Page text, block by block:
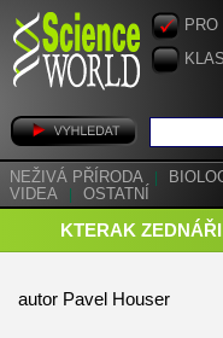
NEŽIVÁ PŘÍRODA
VIDEA
OSTATNÍ
KTERAK
autor Pavel Houser